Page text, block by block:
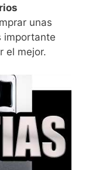
unas
importante
el mejor.